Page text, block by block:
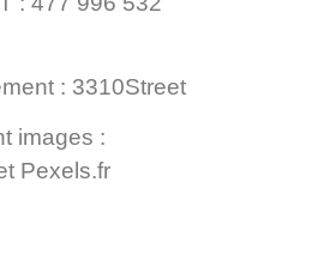
: 3310Street
images :
Pexels.fr